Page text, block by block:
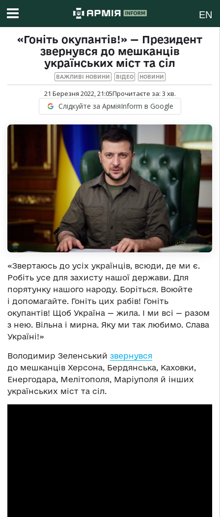
EN
«Гоніть окупантів!» — Президент
звернувся до мешканців
українських міст та сіл
ВАЖЛИВІ НОВИНИ ВІДЕО НОВИНИ
21 Березня 2022, 21:05Прочитаєте за: 3 хв.
Слідкуйте за АрміяInform в Google
«Звертаюсь до усіх українців, всюди, де ми є.
Робіть усе для захисту нашої держави. Для
порятунку нашого народу. Боріться. Воюйте
і допомагайте. Гоніть цих рабів! Гоніть
окупантів! Щоб Україна — жила. І ми всі — разом
з нею. Вільна і мирна. Яку ми так любимо. Слава
Україні!»
Володимир Зеленський звернувся
до мешканців Херсона, Бердянська, Каховки,
Енергодара, Мелітополя, Маріуполя й інших
українських міст та сіл.